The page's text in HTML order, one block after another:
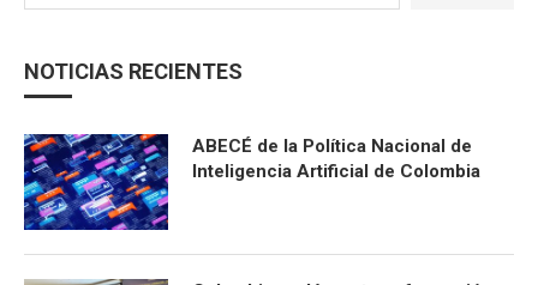
NOTICIAS RECIENTES
ABECÉ de la Política Nacional de
Inteligencia Artificial de Colombia